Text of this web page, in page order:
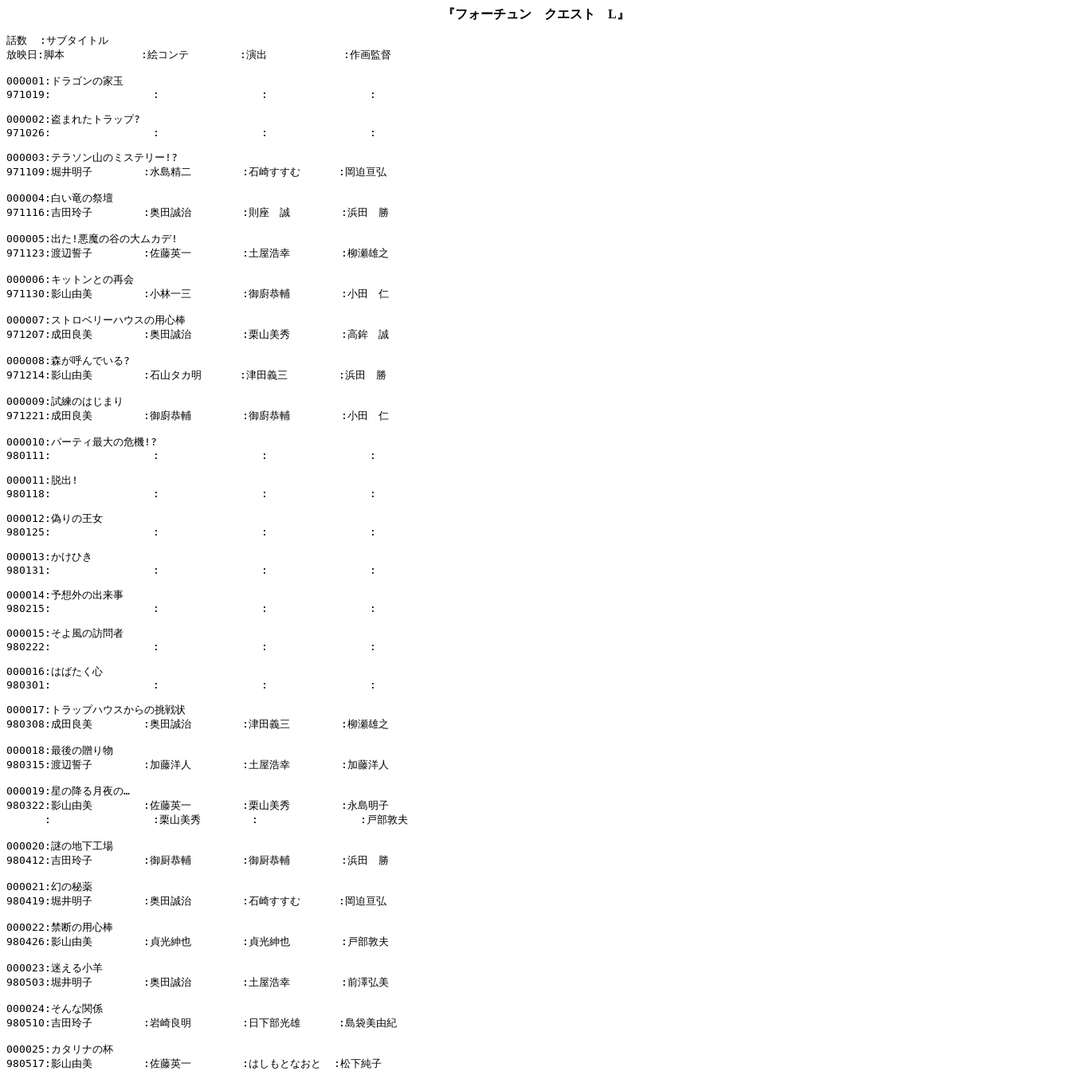
『フォーチュン クエスト L』
話数  :サブタイトル
放映日:脚本            :絵コンテ        :演出            :作画監督
000001:ドラゴンの家玉
971019:                :                :                :
000002:盗まれたトラップ?
971026:                :                :                :
000003:テラソン山のミステリー!?
971109:堀井明子        :水島精二        :石崎すすむ      :岡迫亘弘
000004:白い竜の祭壇
971116:吉田玲子        :奥田誠治        :則座　誠        :浜田　勝
000005:出た!悪魔の谷の大ムカデ!
971123:渡辺誓子        :佐藤英一        :土屋浩幸        :柳瀬雄之
000006:キットンとの再会
971130:影山由美        :小林一三        :御廚恭輔        :小田　仁
000007:ストロベリーハウスの用心棒
971207:成田良美        :奥田誠治        :栗山美秀        :高鉾　誠
000008:森が呼んでいる?
971214:影山由美        :石山タカ明      :津田義三        :浜田　勝
000009:試練のはじまり
971221:成田良美        :御廚恭輔        :御廚恭輔        :小田　仁
000010:パーティ最大の危機!?
980111:                :                :                :
000011:脱出!
980118:                :                :                :
000012:偽りの王女
980125:                :                :                :
000013:かけひき
980131:                :                :                :
000014:予想外の出来事
980215:                :                :                :
000015:そよ風の訪問者
980222:                :                :                :
000016:はばたく心
980301:                :                :                :
000017:トラップハウスからの挑戦状
980308:成田良美        :奥田誠治        :津田義三        :柳瀬雄之
000018:最後の贈り物
980315:渡辺誓子        :加藤洋人        :土屋浩幸        :加藤洋人
000019:星の降る月夜の…
980322:影山由美        :佐藤英一        :栗山美秀        :永島明子
      :                :栗山美秀        :                :戸部敦夫
000020:謎の地下工場
980412:吉田玲子        :御厨恭輔        :御厨恭輔        :浜田　勝
000021:幻の秘薬
980419:堀井明子        :奥田誠治        :石崎すすむ      :岡迫亘弘
000022:禁断の用心棒
980426:影山由美        :貞光紳也        :貞光紳也        :戸部敦夫
000023:迷える小羊
980503:堀井明子        :奥田誠治        :土屋浩幸        :前澤弘美
000024:そんな関係
980510:吉田玲子        :岩崎良明        :日下部光雄      :島袋美由紀
000025:カタリナの杯
980517:影山由美        :佐藤英一        :はしもとなおと  :松下純子